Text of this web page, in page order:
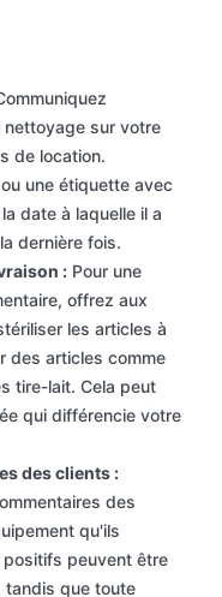
sur votre
de location.
une étiquette avec
date à laquelle il a
dernière fois.
: Pour une
offrez aux
les articles à
des articles comme
tire-lait. Cela peut
qui différencie votre
des clients :
des
qu'ils
positifs peuvent être
tandis que toute